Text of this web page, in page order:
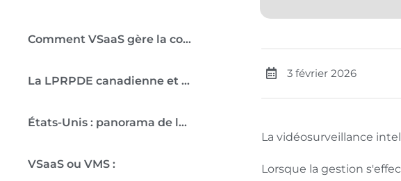
Comment VSaaS gère la confidentialité des données et la conformité au RGPD :
La LPRPDE canadienne et les données vidéo :
États-Unis : panorama de la protection des données au niveau des États et par secteur :
VSaaS ou VMS :
3 février 2026
La vidéosurveillance
Lorsque la gestion